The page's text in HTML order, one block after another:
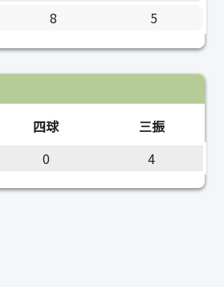
8 5
四球
三振
0 4